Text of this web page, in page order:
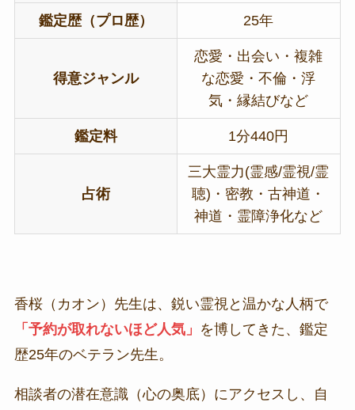
鑑定歴（プロ歴） 25年
得意ジャンル
恋愛・出会い・複雑
な恋愛・不倫・浮
気・縁結びなど
鑑定料 1分440円
占術
三大霊力(霊感/霊視/霊
聴)・密教・古神道・
神道・霊障浄化など
香桜（カオン）先生は、鋭い霊視と温かな人柄で
「予約が取れないほど人気」 を博してきた、鑑定
歴25年のベテラン先生。
相談者の潜在意識（心の奥底）にアクセスし、自